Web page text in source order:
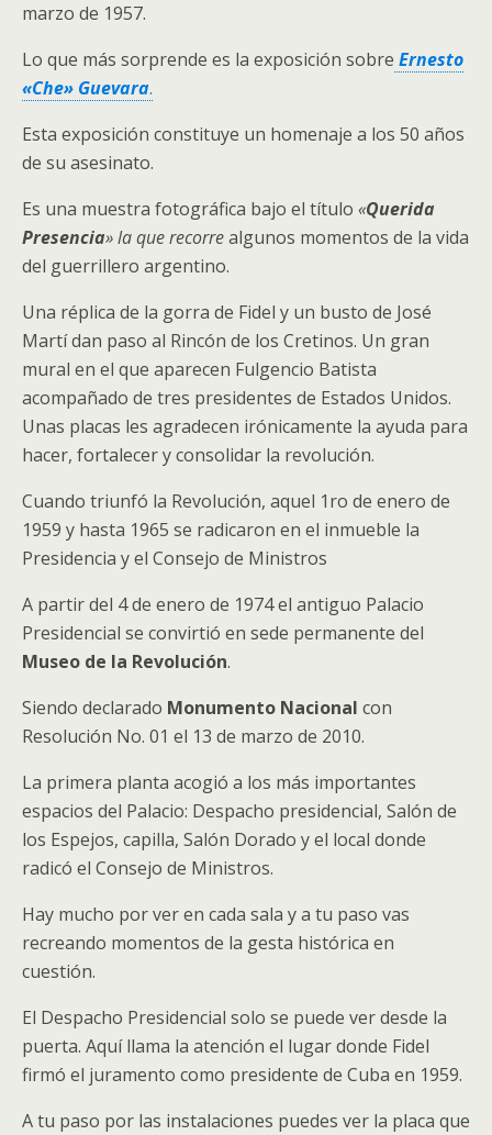
marzo de 1957.
Lo que más sorprende es la exposición sobre Ernesto
«Che» Guevara.
Esta exposición constituye un homenaje a los 50 años
de su asesinato.
Es una muestra fotográfica bajo el título «Querida
Presencia» la que recorrealgunos momentos de la vida
del guerrillero argentino.
Una réplica de la gorra de Fidel y un busto de José
Martí dan paso al Rincón de los Cretinos. Un gran
mural en el que aparecen Fulgencio Batista
acompañado de tres presidentes de Estados Unidos.
Unas placas les agradecen irónicamente la ayuda para
hacer, fortalecer y consolidar la revolución.
Cuando triunfó la Revolución, aquel 1ro de enero de
1959 y hasta 1965 se radicaron en el inmueble la
Presidencia y el Consejo de Ministros
A partir del 4 de enero de 1974 el antiguo Palacio
Presidencial se convirtió en sede permanente del
Museo de la Revolución.
Siendo declarado Monumento Nacional con
Resolución No. 01 el 13 de marzo de 2010.
La primera planta acogió a los más importantes
espacios del Palacio: Despacho presidencial, Salón de
los Espejos, capilla, Salón Dorado y el local donde
radicó el Consejo de Ministros.
Hay mucho por ver en cada sala y a tu paso vas
recreando momentos de la gesta histórica en
cuestión.
El Despacho Presidencial solo se puede ver desde la
puerta. Aquí llama la atención el lugar donde Fidel
firmó el juramento como presidente de Cuba en 1959.
A tu paso por las instalaciones puedes ver la placa que